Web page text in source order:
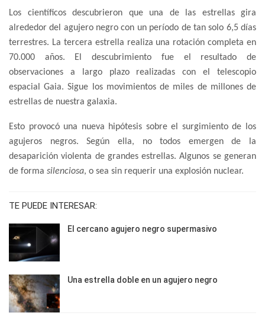
Los científicos descubrieron que una de las estrellas gira
alrededor del agujero negro con un período de tan solo 6,5 días
terrestres. La tercera estrella realiza una rotación completa en
70.000 años. El descubrimiento fue el resultado de
observaciones a largo plazo realizadas con el telescopio
espacial Gaia. Sigue los movimientos de miles de millones de
estrellas de nuestra galaxia.
Esto provocó una nueva hipótesis sobre el surgimiento de los
agujeros negros. Según ella, no todos emergen de la
desaparición violenta de grandes estrellas. Algunos se generan
de forma silenciosa, o sea sin requerir una explosión nuclear.
TE PUEDE INTERESAR:
El cercano agujero negro supermasivo
Una estrella doble en un agujero negro